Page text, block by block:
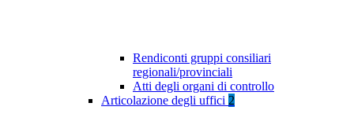
Rendiconti gruppi consiliari
regionali/provinciali
Atti degli organi di controllo
Articolazione degli uffici 2